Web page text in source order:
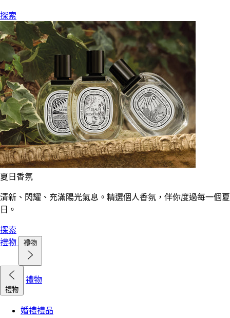
探索
夏日香氛
清新、閃耀、充滿陽光氣息。精選個人香氛，伴你度過每一個夏
日。
探索
禮物
禮物
禮物
禮物
婚禮禮品